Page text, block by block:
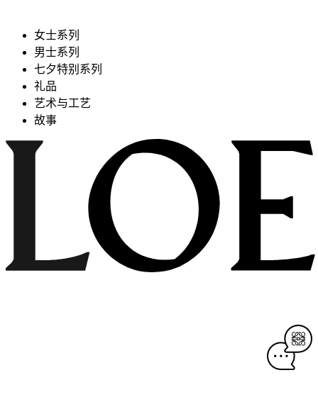
女士系列
男士系列
七夕特别系列
礼品
艺术与工艺
故事